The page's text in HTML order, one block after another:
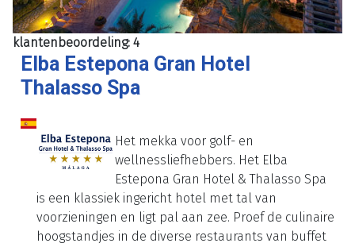
klantenbeoordeling: 4
Elba Estepona Gran Hotel
Thalasso Spa
Het mekka voor golf- en
wellnessliefhebbers. Het Elba
Estepona Gran Hotel & Thalasso Spa
is een klassiek ingericht hotel met tal van
voorzieningen en ligt pal aan zee. Proef de culinaire
hoogstandjes in de diverse restaurants van buffet